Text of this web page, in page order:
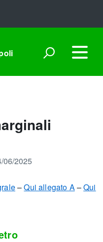
06/2025
–Qui allegato A–Qui